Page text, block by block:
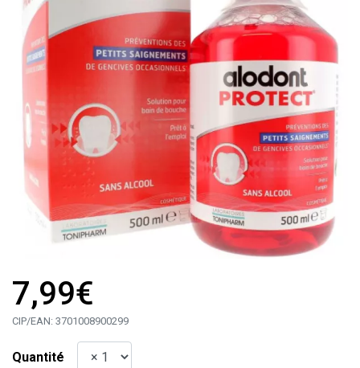
7,99€
CIP/EAN: 3701008900299
Quantité